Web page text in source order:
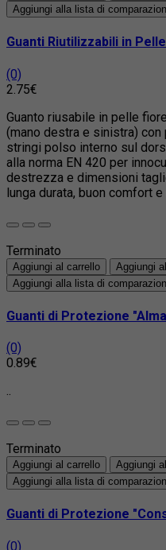
Aggiungi alla lista di
Guanti Riutilizzabili in
(0)
2.75€
Guanto riusabile in pelle
(mano destra e sinistra)
stringi polso interno sul
alla norma EN 420 per
destrezza e dimensioni
lunga durata, buon comfort
Terminato
Aggiungi al carrello
Aggiungi
Aggiungi alla lista di
Guanti di Protezione
(0)
0.89€
..
Terminato
Aggiungi al carrello
Aggiungi
Aggiungi alla lista di
Guanti di Protezione
(0)